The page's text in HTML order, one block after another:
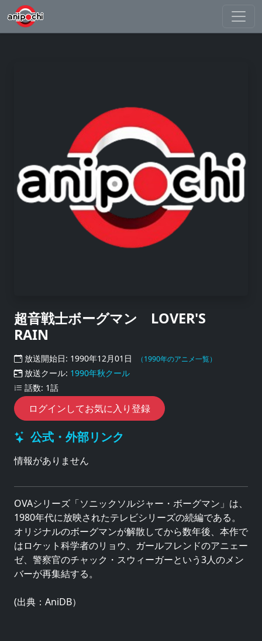
超音戦士ボーグマン LOVER'S
RAIN
放送開始日: 1990年12月01日 （1990年のアニメ一覧）
放送クール: 1990年秋クール
話数: 1話
ログインしてお気に入り登録
公式・外部リンク
情報がありません
OVAシリーズ「ソニックソルジャー・ボーグマン」は、
1980年代に放映されたテレビシリーズの続編である。
オリジナルのボーグマンが解散してから数年後、本作で
はロケット科学者のリョウ、ガールフレンドのアニェー
ゼ、警察官のチャック・スウィーガーという3人のメン
バーが再集結する。
(出典：AniDB）